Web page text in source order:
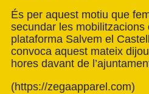
És per aquest motiu que
secundar les
plataforma Salvem el
convoca aquest mateix
hores davant de
(https://zegaapparel.com)